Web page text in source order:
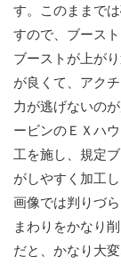
す。このままで
すので、ブース
ブーストが上が
が良くて、アク
力が逃げないの
ービンのＥＸハ
工を施し、規定
がしやすく加工し
画像では判りづ
まわりをかなり
だと、かなり大